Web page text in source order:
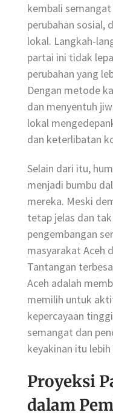
kembali
perubahan sosial,
lokal. Langkah-
partai ini tidak
perubahan yang
Dengan metode
dan menyentuh
lokal
dan keterlibatan
Selain dari itu,
menjadi bumbu
mereka. Meski
tetap jelas dan
pengembangan
masyarakat Aceh
Tantangan
Aceh adalah
memilih untuk
kepercayaan
semangat dan
keyakinan itu
Proyeksi
dalam